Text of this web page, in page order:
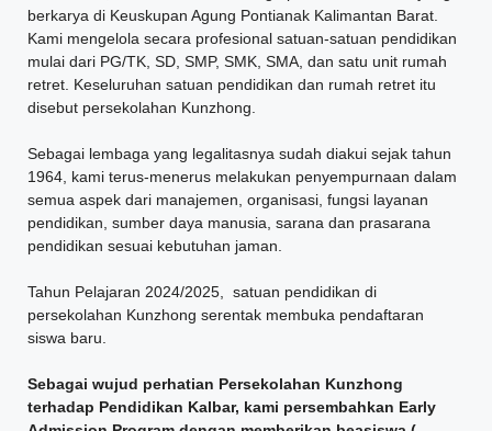
berkarya di Keuskupan Agung Pontianak Kalimantan Barat.
Kami mengelola secara profesional satuan-satuan pendidikan
mulai dari PG/TK, SD, SMP, SMK, SMA, dan satu unit rumah
retret. Keseluruhan satuan pendidikan dan rumah retret itu
disebut persekolahan Kunzhong
Sebagai lembaga yang legalitasnya sudah diakui sejak tahun
1964, kami terus-menerus melakukan penyempurnaan dalam
semua aspek dari manajemen, organisasi, fungsi layanan
pendidikan, sumber daya manusia, sarana dan prasarana
pendidikan sesuai kebutuhan jaman.
Tahun Pelajaran 2024/2025, satuan pendidikan di
persekolahan Kunzhong serentak membuka pendaftaran
siswa baru.
Sebagai wujud perhatian Persekolahan Kunzhong
terhadap Pendidikan Kalbar, kami persembahkan Early